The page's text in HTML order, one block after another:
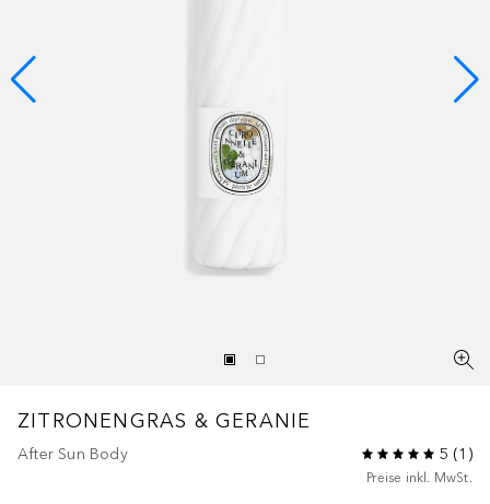
ZITRONENGRAS & GERANIE
After Sun Body 5 (1 )
Preise inkl. MwSt.